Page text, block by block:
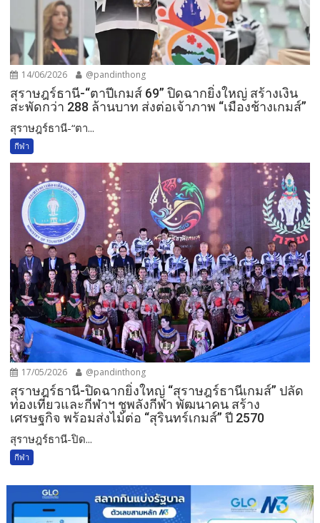
14/06/2026 @pandinthong
สุราษฎร์ธานี-“ตาปีเกมส์ 69” ปิดฉากยิ่งใหญ่ สร้างเงิน
สะพัดกว่า 288 ล้านบาท ส่งต่อเจ้าภาพ “เมืองช้างเกมส์”
สุราษฎร์ธานี-“ตา...
กีฬา
17/05/2026 @pandinthong
สุราษฎร์ธานี-ปิดฉากยิ่งใหญ่ “สุราษฎร์ธานีเกมส์” ปลัด
ท่องเที่ยวและกีฬาฯ ชูพลังกีฬา พัฒนาคน สร้าง
เศรษฐกิจ พร้อมส่งไม้ต่อ “สุรินทร์เกมส์” ปี 2570
สุราษฎร์ธานี-ปิด...
กีฬา